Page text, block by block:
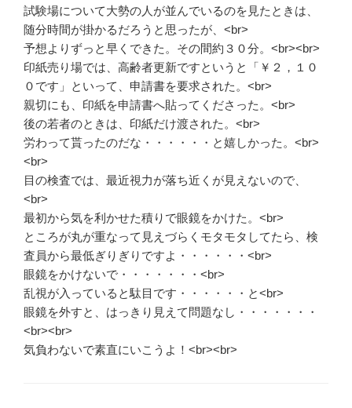
試験場について大勢の人が並んでいるのを見たときは、
随分時間が掛かるだろうと思ったが、<br>
予想よりずっと早くできた。その間約３０分。<br><br>
印紙売り場では、高齢者更新ですというと「￥２，１０
０です」といって、申請書を要求された。<br>
親切にも、印紙を申請書へ貼ってくださった。<br>
後の若者のときは、印紙だけ渡された。<br>
労わって貰ったのだな・・・・・・と嬉しかった。<br>
<br>
目の検査では、最近視力が落ち近くが見えないので、
<br>
最初から気を利かせた積りで眼鏡をかけた。<br>
ところが丸が重なって見えづらくモタモタしてたら、検
査員から最低ぎりぎりですよ・・・・・・<br>
眼鏡をかけないで・・・・・・・<br>
乱視が入っていると駄目です・・・・・・と<br>
眼鏡を外すと、はっきり見えて問題なし・・・・・・・
<br><br>
気負わないで素直にいこうよ！<br><br>